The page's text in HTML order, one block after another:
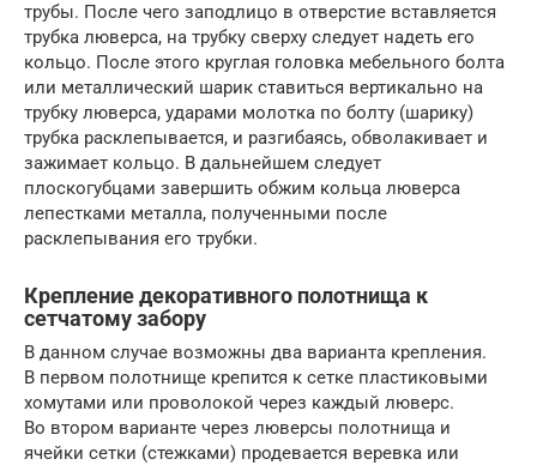
трубы. После чего заподлицо в отверстие вставляется
трубка люверса, на трубку сверху следует надеть его
кольцо. После этого круглая головка мебельного болта
или металлический шарик ставиться вертикально на
трубку люверса, ударами молотка по болту (шарику)
трубка расклепывается, и разгибаясь, обволакивает и
зажимает кольцо. В дальнейшем следует
плоскогубцами завершить обжим кольца люверса
лепестками металла, полученными после
расклепывания его трубки.
Крепление декоративного полотнища к
сетчатому забору
В данном случае возможны два варианта крепления.
В первом полотнище крепится к сетке пластиковыми
хомутами или проволокой через каждый люверс.
Во втором варианте через люверсы полотнища и
ячейки сетки (стежками) продевается веревка или